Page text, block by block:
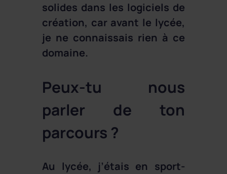
solides dans les logiciels de
création, car avant le lycée,
je ne connaissais rien à ce
domaine.
Peux-tu nous
parler de ton
parcours ?
Au lycée, j’étais en sport-